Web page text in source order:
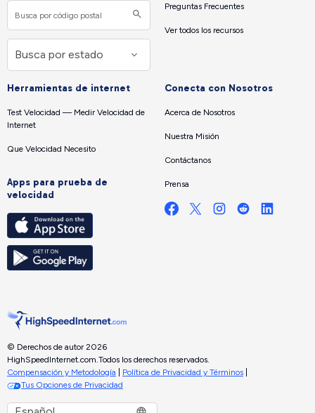
Preguntas Frecuentes
Ver todos los recursos
Herramientas de internet
Test Velocidad — Medir Velocidad de
Internet
Que Velocidad Necesito
Apps para prueba de
velocidad
Conecta con Nosotros
Acerca de Nosotros
Nuestra Misión
Contáctanos
Prensa
© Derechos de autor 2026
HighSpeedInternet.com.Todos los derechos reservados.
Compensación y Metodología
Política de Privacidad y Términos
Tus Opciones de Privacidad